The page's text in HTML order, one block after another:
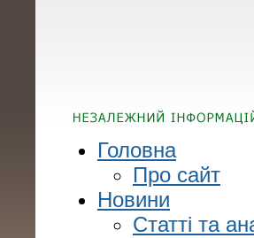
Головна
Про сайт
Новини
Статті та